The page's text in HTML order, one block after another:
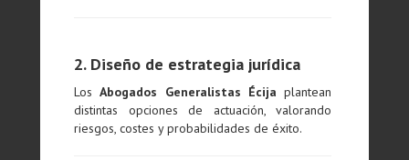
2. Diseño de estrategia jurídica
LosAbogados Generalistas Écija plantean
distintas opciones de actuación, valorando
riesgos, costes y probabilidades de éxito.